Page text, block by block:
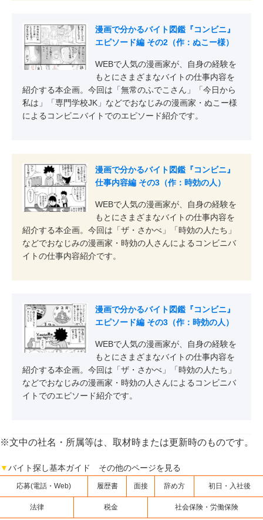
漫画で分かるバイト図鑑『コンビニ』
エピソード編 その2（作：ぬこー様）
WEBで人気の漫画家が、自身の経験を
もとにさまざまなバイトの仕事内容を
紹介する本企画。今回は「無常のふでこさん」「今日から
私は」「専門学校JK」などでおなじみの漫画家・ぬこー様
によるコンビニバイトでのエピソード紹介です。
漫画で分かるバイト図鑑『コンビニ』
仕事内容編 その3（作：時効の人）
WEBで人気の漫画家が、自身の経験を
もとにさまざまなバイトの仕事内容を
紹介する本企画。今回は「ザ・さかべ」「時効の人たち」
などでおなじみの漫画家・時効の人さんによるコンビニバ
イトの仕事内容紹介です。
漫画で分かるバイト図鑑『コンビニ』
エピソード編 その3（作：時効の人）
WEBで人気の漫画家が、自身の経験を
もとにさまざまなバイトの仕事内容を
紹介する本企画。今回は「ザ・さかべ」「時効の人たち」
などでおなじみの漫画家・時効の人さんによるコンビニバ
イトでのエピソード紹介です。
※文中の社名・所属等は、取材時または更新時のものです。
▼バイト探し基本ガイド その他のページを見る
応募(電話・Web) 履歴書 面接 辞め方 初日・入社後
法律 税金 社会保険・労働保険